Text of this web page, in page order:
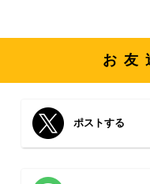
お友
ポストする